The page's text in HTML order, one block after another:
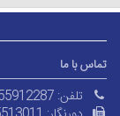
تماس با ما
تلفن: